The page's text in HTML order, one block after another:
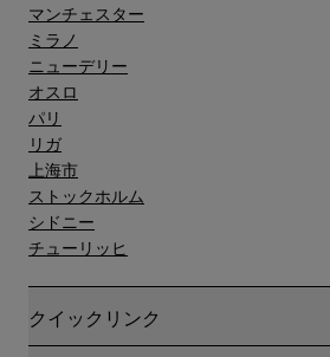
マンチェスター
ミラノ
ニューデリー
オスロ
パリ
リガ
上海市
ストックホルム
シドニー
チューリッヒ
クイックリンク